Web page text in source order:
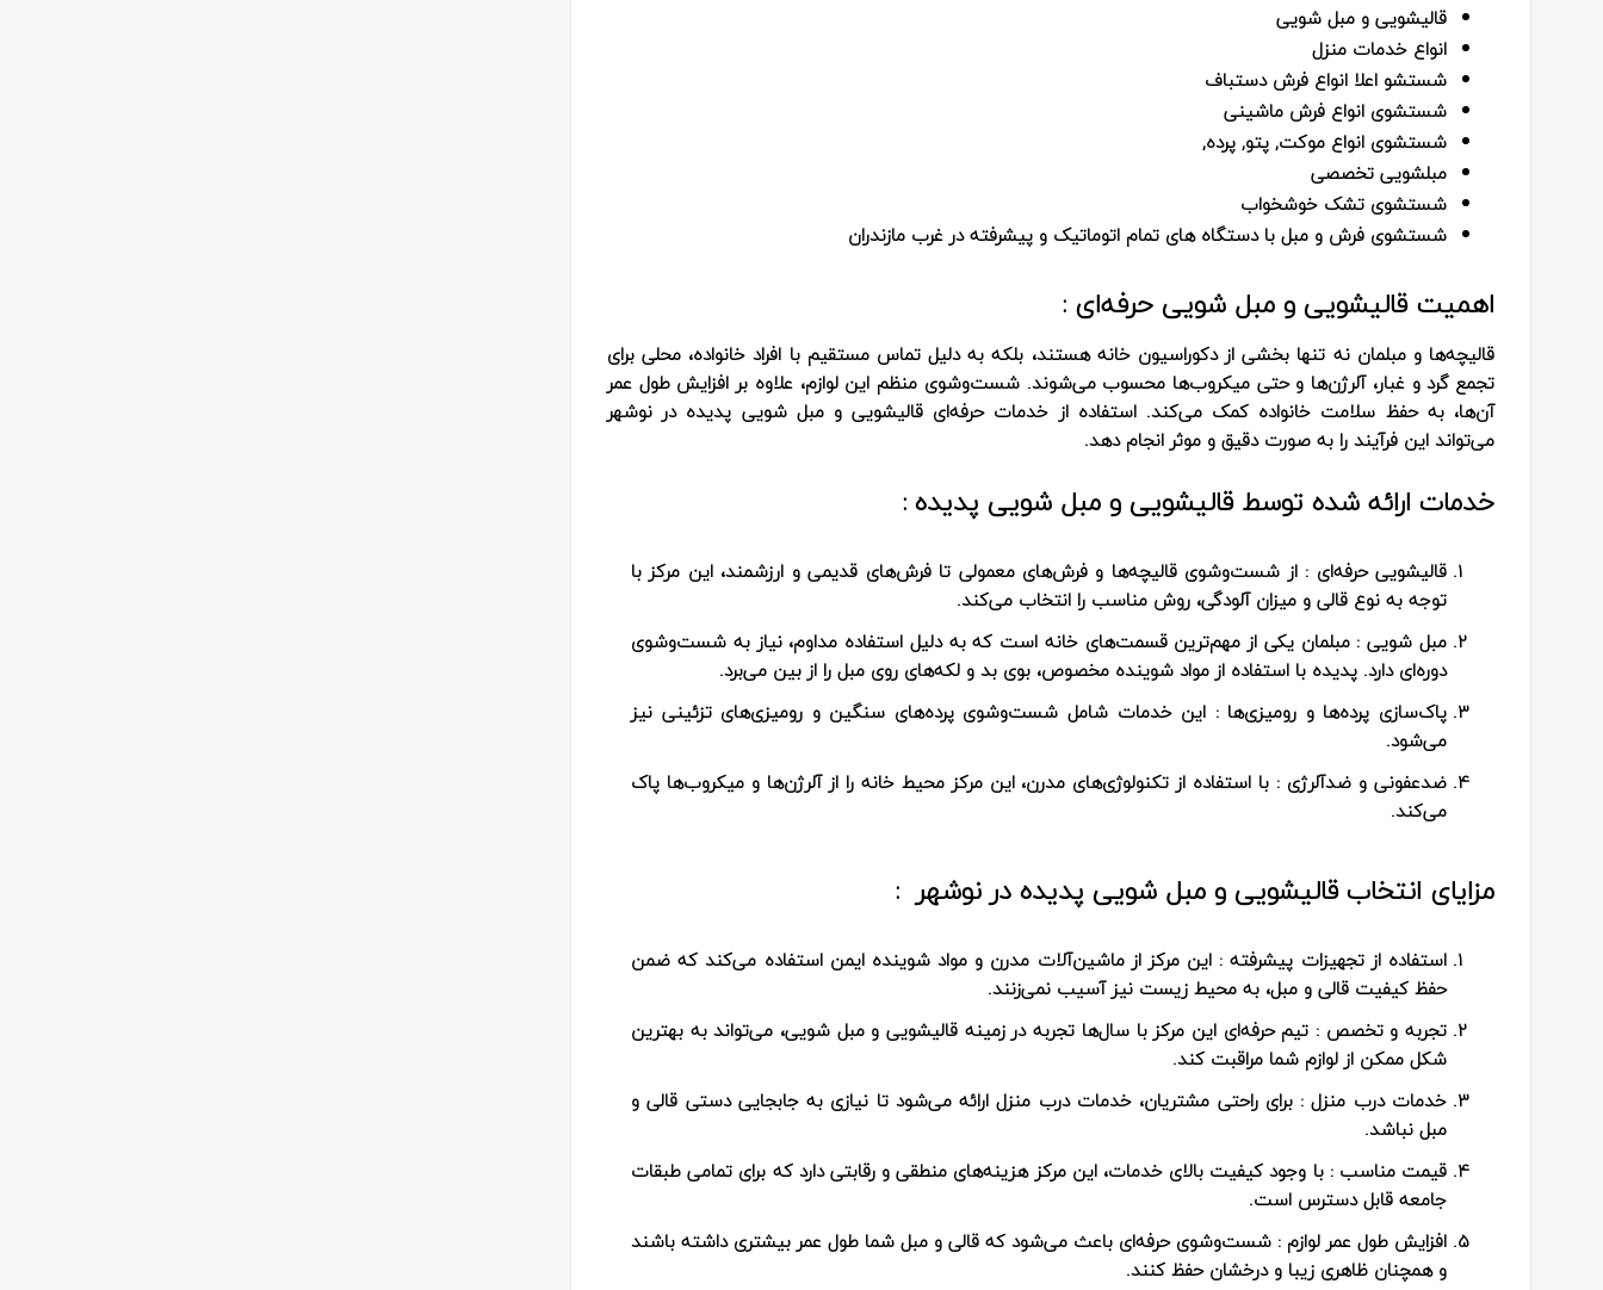
قالیشویی و مبل شویی
انواع خدمات منزل
شستشو اعلا انواع فرش دستباف
شستشوی انواع فرش ماشینی
شستشوی انواع موکت, پتو, پرده,
مبلشویی تخصصی
شستشوی تشک خوشخواب
شستشوی فرش و مبل با دستگاه های تمام اتوماتیک و پیشرفته در غرب مازندران
اهمیت قالیشویی و مبل شویی حرفه‌ای :
قالیچه‌ها و مبلمان نه تنها بخشی از دکوراسیون خانه هستند، بلکه به دلیل تماس مستقیم با افراد خانواده، محلی برای
تجمع گرد و غبار، آلرژن‌ها و حتی میکروب‌ها محسوب می‌شوند. شست‌وشوی منظم این لوازم، علاوه بر افزایش طول عمر
آن‌ها، به حفظ سلامت خانواده کمک می‌کند. استفاده از خدمات حرفه‌ای قالیشویی و مبل شویی پدیده در نوشهر
می‌تواند این فرآیند را به صورت دقیق و موثر انجام دهد.
خدمات ارائه شده توسط قالیشویی و مبل شویی پدیده :
قالیشویی حرفه‌ای : از شست‌وشوی قالیچه‌ها و فرش‌های معمولی تا فرش‌های قدیمی و ارزشمند، این مرکز با
توجه به نوع قالی و میزان آلودگی، روش مناسب را انتخاب می‌کند.
مبل شویی : مبلمان یکی از مهم‌ترین قسمت‌های خانه است که به دلیل استفاده مداوم، نیاز به شست‌وشوی
دوره‌ای دارد. پدیده با استفاده از مواد شوینده مخصوص، بوی بد و لکه‌های روی مبل را از بین می‌برد.
پاک‌سازی پرده‌ها و رومیزی‌ها: این خدمات شامل شست‌وشوی پرده‌های سنگین و رومیزی‌های تزئینی نیز
می‌شود.
ضدعفونی و ضدآلرژی : با استفاده از تکنولوژی‌های مدرن، این مرکز محیط خانه را از آلرژن‌ها و میکروب‌ها پاک
می‌کند.
مزایای انتخاب قالیشویی و مبل شویی پدیده در نوشهر :
استفاده از تجهیزات پیشرفته : این مرکز از ماشین‌آلات مدرن و مواد شوینده ایمن استفاده می‌کند که ضمن
حفظ کیفیت قالی و مبل، به محیط زیست نیز آسیب نمی‌زنند.
تجربه و تخصص: تیم حرفه‌ای این مرکز با سال‌ها تجربه در زمینه قالیشویی و مبل شویی، می‌تواند به بهترین
شکل ممکن از لوازم شما مراقبت کند.
خدمات درب منزل : برای راحتی مشتریان، خدمات درب منزل ارائه می‌شود تا نیازی به جابجایی دستی قالی و
مبل نباشد.
قیمت مناسب: با وجود کیفیت بالای خدمات، این مرکز هزینه‌های منطقی و رقابتی دارد که برای تمامی طبقات
جامعه قابل دسترس است.
افزایش طول عمر لوازم : شست‌وشوی حرفه‌ای باعث می‌شود که قالی و مبل شما طول عمر بیشتری داشته باشند
و همچنان ظاهری زیبا و درخشان حفظ کنند.